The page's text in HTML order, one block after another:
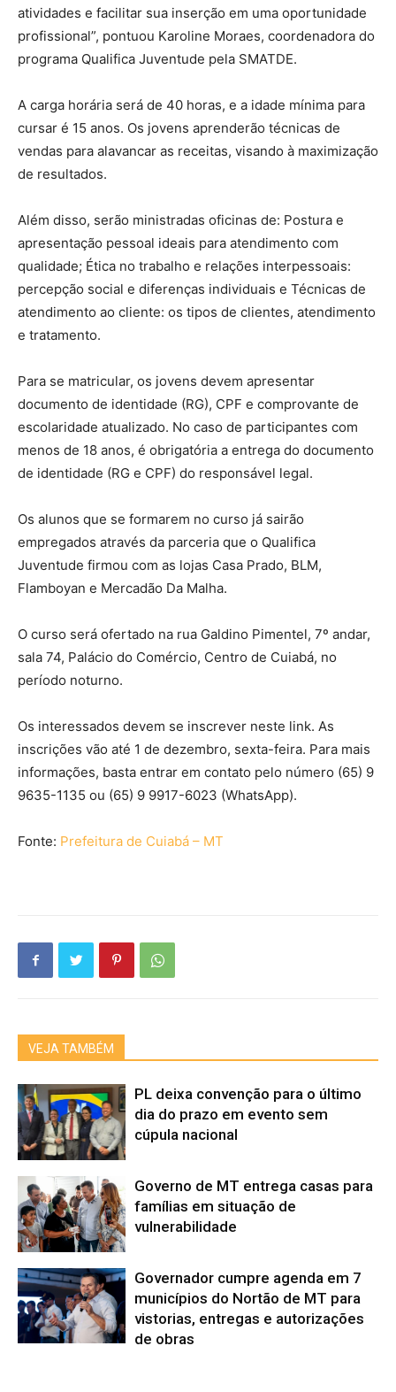
atividades e facilitar sua inserção em uma oportunidade
profissional”, pontuou Karoline Moraes, coordenadora do
programa Qualifica Juventude pela SMATDE.
A carga horária será de 40 horas, e a idade mínima para
cursar é 15 anos. Os jovens aprenderão técnicas de
vendas para alavancar as receitas, visando à maximização
de resultados.
Além disso, serão ministradas oficinas de: Postura e
apresentação pessoal ideais para atendimento com
qualidade; Ética no trabalho e relações interpessoais:
percepção social e diferenças individuais e Técnicas de
atendimento ao cliente: os tipos de clientes, atendimento
e tratamento.
Para se matricular, os jovens devem apresentar
documento de identidade (RG), CPF e comprovante de
escolaridade atualizado. No caso de participantes com
menos de 18 anos, é obrigatória a entrega do documento
de identidade (RG e CPF) do responsável legal.
Os alunos que se formarem no curso já sairão
empregados através da parceria que o Qualifica
Juventude firmou com as lojas Casa Prado, BLM,
Flamboyan e Mercadão Da Malha.
O curso será ofertado na rua Galdino Pimentel, 7º andar,
sala 74, Palácio do Comércio, Centro de Cuiabá, no
período noturno.
Os interessados devem se inscrever neste link. As
inscrições vão até 1 de dezembro, sexta-feira. Para mais
informações, basta entrar em contato pelo número (65) 9
9635-1135 ou (65) 9 9917-6023 (WhatsApp).
Fonte: Prefeitura de Cuiabá – MT
VEJA TAMBÉM
PL deixa convenção para o último
dia do prazo em evento sem
cúpula nacional
Governo de MT entrega casas para
famílias em situação de
vulnerabilidade
Governador cumpre agenda em 7
municípios do Nortão de MT para
vistorias, entregas e autorizações
de obras